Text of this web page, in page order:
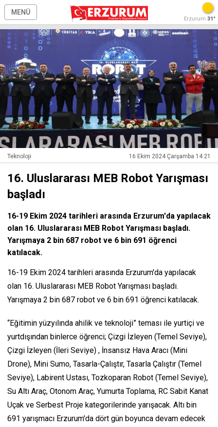
MENÜ
Erzurum 31°
Teknoloji 16 Ekim 2024 Çarşamba 14:21
16. Uluslararası MEB Robot Yarışması
başladı
16-19 Ekim 2024 tarihleri arasında Erzurum'da yapılacak
olan 16. Uluslararası MEB Robot Yarışması başladı.
Yarışmaya 2 bin 687 robot ve 6 bin 691 öğrenci
katılacak.
16-19 Ekim 2024 tarihleri arasında Erzurum'da yapılacak
olan 16. Uluslararası MEB Robot Yarışması başladı.
Yarışmaya 2 bin 687 robot ve 6 bin 691 öğrenci katılacak.
“Eğitimin yüzyılında ahilik ve teknoloji” teması ile yurtiçi ve
yurtdışından binlerce öğrenci; Çizgi İzleyen (Temel Seviye),
Çizgi İzleyen (İleri Seviye) , İnsansız Hava Aracı (Mini
Drone), Mini Sumo, Tasarla-Çalıştır, Tasarla Çalıştır (Temel
Seviye), Labirent Ustası, Tozkoparan Robot (Temel Seviye),
Su Altı Araç, Otonom Araç, Yumurta Toplama, RC Sabit Kanat
Uçak ve Serbest Proje kategorilerinde yarışacak. Altı bin
691 yarışmacı Erzurum'da dört gün boyunca devam edecek